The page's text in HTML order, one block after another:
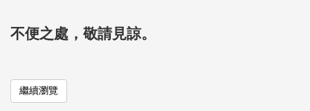
不便之處，敬請見諒。
繼續瀏覽